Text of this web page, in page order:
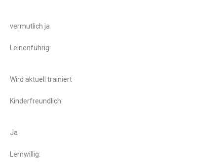
vermutlich ja
Leinenführig:
Wird aktuell trainiert
Kinderfreundlich:
Ja
Lernwillig: